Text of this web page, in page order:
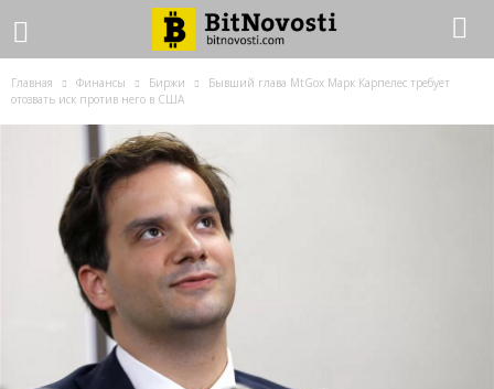
Главная Финансы Биржи
Бывший глава MtGox Марк Карпелес требует
отозвать иск против него в США